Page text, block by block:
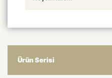
Ürün Serisi